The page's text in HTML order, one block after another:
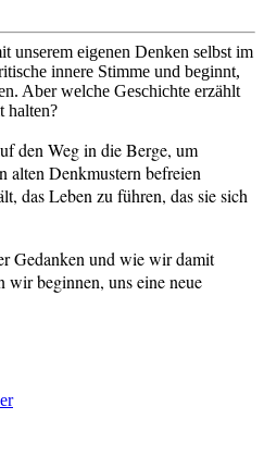
unserem eigenen Denken selbst im
innere Stimme und beginnt,
Aber welche Geschichte erzählt
halten?
den Weg in die Berge, um
alten Denkmustern befreien
das Leben zu führen, das sie sich
Gedanken und wie wir damit
wir beginnen, uns eine neue